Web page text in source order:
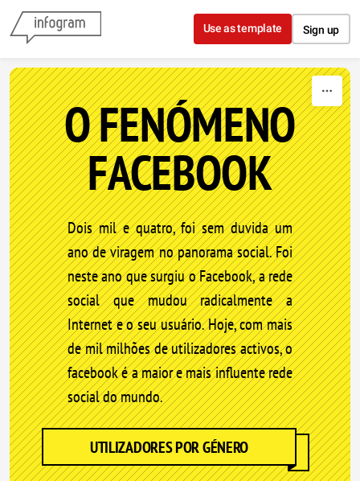
Skip to content
Use as template Sign up
O FENÓMENO
FACEBOOK
Dois mil e quatro, foi sem duvida um
ano de viragem no panorama social. Foi
neste ano que surgiu o Facebook, a rede
social que mudou radicalmente a
Internet e o seu usuário. Hoje, com mais
de mil milhões de utilizadores activos, o
facebook é a maior e mais influente rede
social do mundo.
UTILIZADORES POR GÉNERO